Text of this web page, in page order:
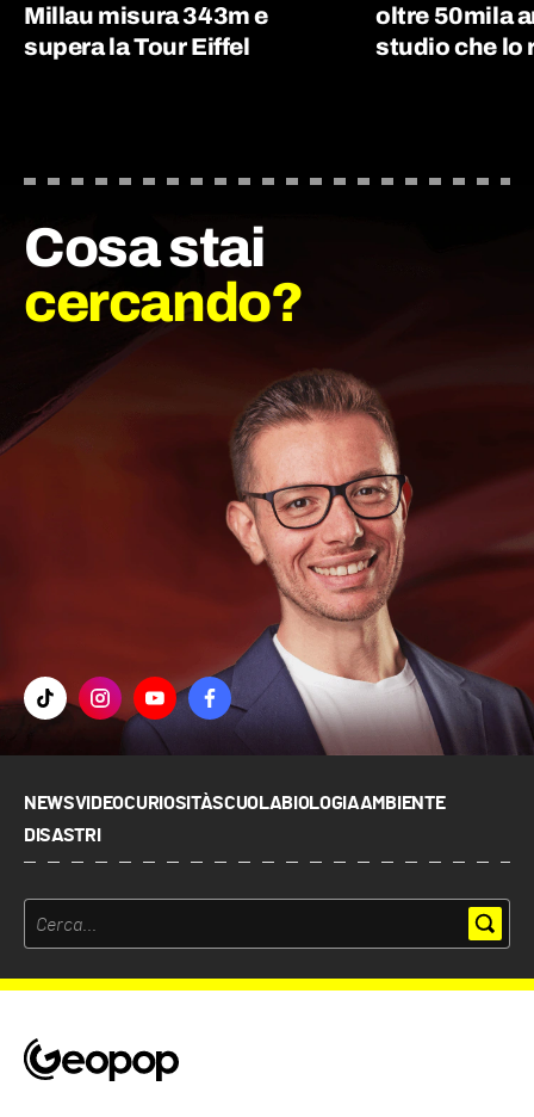
Millau misura 343m e
supera la Tour Eiffel
oltre 50mila
studio che lo
Cosa stai
cercando?
NEWSVIDEOCURIOSITÀSCUOLABIOLOGIAAMBIENTE
DISASTRI